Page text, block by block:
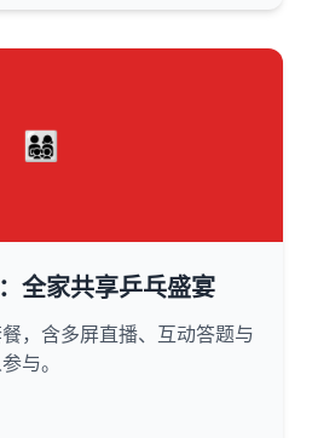
👨‍👩‍👧‍👦
全家共享乒乓盛宴
，含多屏直播、互动答题与
与。